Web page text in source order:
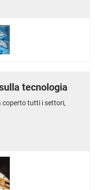
tecnologia
coperto tutti i settori,